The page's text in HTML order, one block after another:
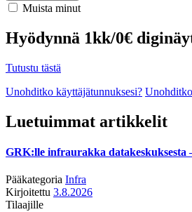
Muista minut
Hyödynnä 1kk/0€
Tutustu tästä
Unohditko käyttäjätunnuksesi?
Luetuimmat artikkelit
GRK:lle infraurakka datakeskuksesta
Pääkategoria Infra
Kirjoitettu 3.8.2026
Tilaajille